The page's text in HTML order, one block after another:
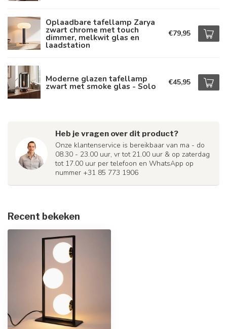
Oplaadbare tafellamp Zarya
zwart chrome met touch
dimmer, melkwit glas en
laadstation
€79,95
Moderne glazen tafellamp
zwart met smoke glas - Solo €45,95
Heb je vragen over dit product?
Onze klantenservice is bereikbaar van ma - do
08.30 - 23.00 uur, vr tot 21.00 uur & op zaterdag
tot 17.00 uur per telefoon en WhatsApp op
nummer +31 85 773 1906
Recent bekeken